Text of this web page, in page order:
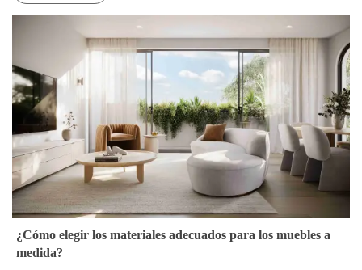
coherente. Aquí tienes una guía concisa para ayudarte a
tomar la decisión correcta.
¿Cómo elegir los materiales adecuados para los muebles a
medida?